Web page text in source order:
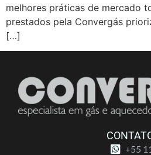
melhores práticas de mercado
prestados pela Convergás
[…]
+55